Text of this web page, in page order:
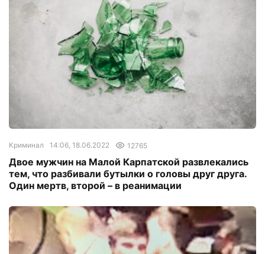
Криминал 14:06, 18.06.2022 12765
Двое мужчин на Малой Карпатской развлекались
тем, что разбивали бутылки о головы друг друга.
Один мертв, второй – в реанимации